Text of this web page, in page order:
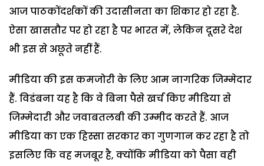
आज पाठकोंदर्शकों की उदासीनता का शिकार हो रहा है.
ऐसा खासतौर पर हो रहा है पर भारत में, लेकिन दूसरे देश
भी इस से अछूते नहीं हैं.
मीडिया की इस कमजोरी के लिए आम नागरिक जिम्मेदार
हैं. विडंबना यह है कि वे बिना पैसे खर्च किए मीडिया से
जिम्मेदारी और जवाबतलबी की उम्मीद करते हैं. आज
मीडिया का एक हिस्सा सरकार का गुणगान कर रहा है तो
इसलिए कि वह मजबूर है, क्योंकि मीडिया को पैसा वही